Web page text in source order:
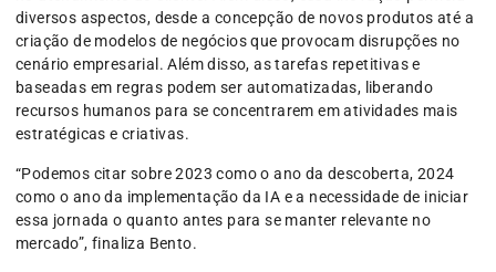
diversos aspectos, desde a concepção de novos produtos até a
criação de modelos de negócios que provocam disrupções no
cenário empresarial. Além disso, as tarefas repetitivas e
baseadas em regras podem ser automatizadas, liberando
recursos humanos para se concentrarem em atividades mais
estratégicas e criativas.
“Podemos citar sobre 2023 como o ano da descoberta, 2024
como o ano da implementação da IA e a necessidade de iniciar
essa jornada o quanto antes para se manter relevante no
mercado”, finaliza Bento.